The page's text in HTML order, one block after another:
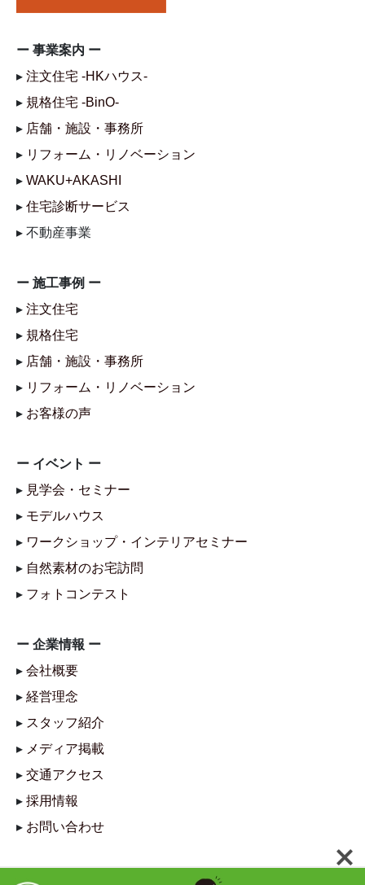
ー 事業案内 ー
▸ 注文住宅 -HKハウス-
▸ 規格住宅 -BinO-
▸ 店舗・施設・事務所
▸ リフォーム・リノベーション
▸ WAKU+AKASHI
▸ 住宅診断サービス
▸ 不動産事業
ー 施工事例 ー
▸ 注文住宅
▸ 規格住宅
▸ 店舗・施設・事務所
▸ リフォーム・リノベーション
▸ お客様の声
ー イベント ー
▸ 見学会・セミナー
▸ モデルハウス
▸ ワークショップ・インテリアセミナー
▸ 自然素材のお宅訪問
▸ フォトコンテスト
ー 企業情報 ー
▸ 会社概要
▸ 経営理念
▸ スタッフ紹介
▸ メディア掲載
▸ 交通アクセス
▸ 採用情報
▸ お問い合わせ